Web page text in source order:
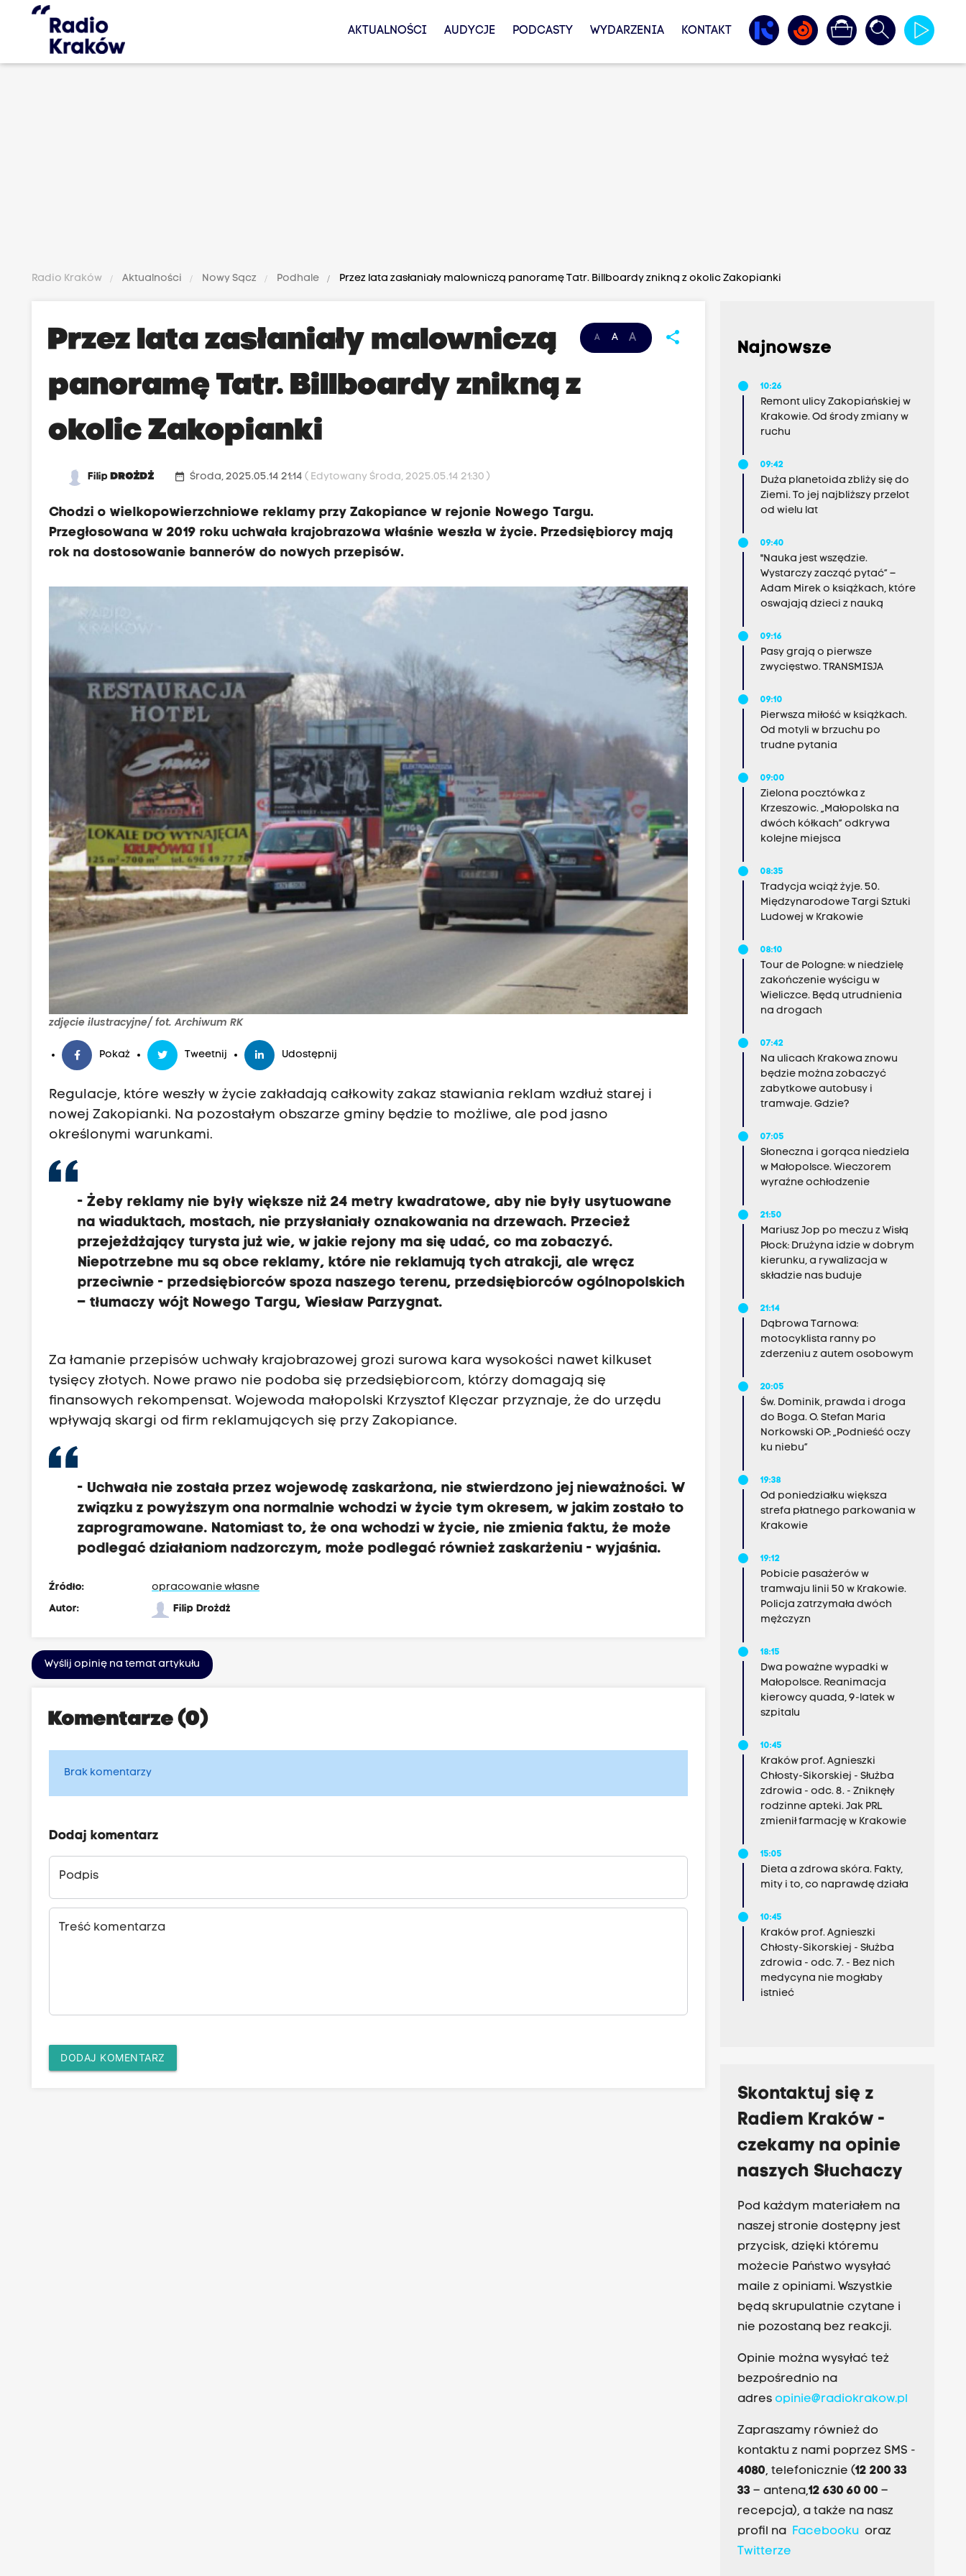
AKTUALNOŚCI AUDYCJE PODCASTY WYDARZENIA KONTAKT
Radio Kraków Aktualności Nowy Sącz Podhale Przez lata zasłaniały malowniczą panoramę Tatr. Billboardy znikną z okolic Zakopianki
A A A share
Przez lata zasłaniały malowniczą
panoramę Tatr. Billboardy znikną z
okolic Zakopianki
FilipDROŻDŻ date_range Środa, 2025.05.14 21:14( Edytowany Środa, 2025.05.14 21:30 )
Chodzi o wielkopowierzchniowe reklamy przy Zakopiance w rejonie Nowego Targu.
Przegłosowana w 2019 roku uchwała krajobrazowa właśnie weszła w życie. Przedsiębiorcy mają
rok na dostosowanie bannerów do nowych przepisów.
zdjęcie ilustracyjne/ fot. Archiwum RK
Pokaż Tweetnij Udostępnij
Regulacje, które weszły w życie zakładają całkowity zakaz stawiania reklam wzdłuż starej i
nowej Zakopianki. Na pozostałym obszarze gminy będzie to możliwe, ale pod jasno
określonymi warunkami.
- Żeby reklamy nie były większe niż 24 metry kwadratowe, aby nie były usytuowane
na wiaduktach, mostach, nie przysłaniały oznakowania na drzewach. Przecież
przejeżdżający turysta już wie, w jakie rejony ma się udać, co ma zobaczyć.
Niepotrzebne mu są obce reklamy, które nie reklamują tych atrakcji, ale wręcz
przeciwnie - przedsiębiorców spoza naszego terenu, przedsiębiorców ogólnopolskich
– tłumaczy wójt Nowego Targu, Wiesław Parzygnat.
Za łamanie przepisów uchwały krajobrazowej grozi surowa kara wysokości nawet kilkuset
tysięcy złotych. Nowe prawo nie podoba się przedsiębiorcom, którzy domagają się
finansowych rekompensat. Wojewoda małopolski Krzysztof Klęczar przyznaje, że do urzędu
wpływają skargi od firm reklamujących się przy Zakopiance.
- Uchwała nie została przez wojewodę zaskarżona, nie stwierdzono jej nieważności. W
związku z powyższym ona normalnie wchodzi w życie tym okresem, w jakim zostało to
zaprogramowane. Natomiast to, że ona wchodzi w życie, nie zmienia faktu, że może
podlegać działaniom nadzorczym, może podlegać również zaskarżeniu - wyjaśnia.
Źródło:
opracowanie własne
Autor:
Filip Drożdż
Wyślij opinię na temat artykułu
Komentarze (0)
Brak komentarzy
Dodaj komentarz
Podpis
Treść komentarza
DODAJ KOMENTARZ
Najnowsze
10:26
Remont ulicy Zakopiańskiej w
Krakowie. Od środy zmiany w
ruchu
09:42
Duża planetoida zbliży się do
Ziemi. To jej najbliższy przelot
od wielu lat
09:40
"Nauka jest wszędzie.
Wystarczy zacząć pytać” –
Adam Mirek o książkach, które
oswajają dzieci z nauką
09:16
Pasy grają o pierwsze
zwycięstwo. TRANSMISJA
09:10
Pierwsza miłość w książkach.
Od motyli w brzuchu po
trudne pytania
09:00
Zielona pocztówka z
Krzeszowic. „Małopolska na
dwóch kółkach” odkrywa
kolejne miejsca
08:35
Tradycja wciąż żyje. 50.
Międzynarodowe Targi Sztuki
Ludowej w Krakowie
08:10
Tour de Pologne: w niedzielę
zakończenie wyścigu w
Wieliczce. Będą utrudnienia
na drogach
07:42
Na ulicach Krakowa znowu
będzie można zobaczyć
zabytkowe autobusy i
tramwaje. Gdzie?
07:05
Słoneczna i gorąca niedziela
w Małopolsce. Wieczorem
wyraźne ochłodzenie
21:50
Mariusz Jop po meczu z Wisłą
Płock: Drużyna idzie w dobrym
kierunku, a rywalizacja w
składzie nas buduje
21:14
Dąbrowa Tarnowa:
motocyklista ranny po
zderzeniu z autem osobowym
20:05
Św. Dominik, prawda i droga
do Boga. O. Stefan Maria
Norkowski OP: „Podnieść oczy
ku niebu”
19:38
Od poniedziałku większa
strefa płatnego parkowania w
Krakowie
19:12
Pobicie pasażerów w
tramwaju linii 50 w Krakowie.
Policja zatrzymała dwóch
mężczyzn
18:15
Dwa poważne wypadki w
Małopolsce. Reanimacja
kierowcy quada, 9-latek w
szpitalu
10:45
Kraków prof. Agnieszki
Chłosty-Sikorskiej - Służba
zdrowia - odc. 8. - Zniknęły
rodzinne apteki. Jak PRL
zmienił farmację w Krakowie
15:05
Dieta a zdrowa skóra. Fakty,
mity i to, co naprawdę działa
10:45
Kraków prof. Agnieszki
Chłosty-Sikorskiej - Służba
zdrowia - odc. 7. - Bez nich
medycyna nie mogłaby
istnieć
Skontaktuj się z
Radiem Kraków -
czekamy na opinie
naszych Słuchaczy
Pod każdym materiałem na
naszej stronie dostępny jest
przycisk, dzięki któremu
możecie Państwo wysyłać
maile z opiniami. Wszystkie
będą skrupulatnie czytane i
nie pozostaną bez reakcji.
Opinie można wysyłać też
bezpośrednio na
adres opinie@radiokrakow.pl
Zapraszamy również do
kontaktu z nami poprzez SMS -
4080, telefonicznie (12 200 33
33– antena,12 630 60 00 –
recepcja), a także na nasz
profil na Facebookuoraz
Twitterze